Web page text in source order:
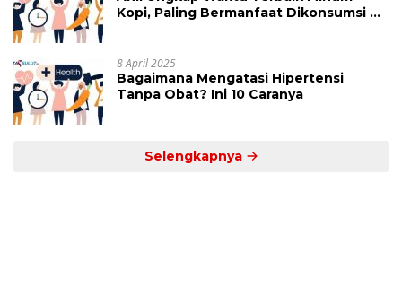
Kopi, Paling Bermanfaat Dikonsumsi di
8 April 2025
Bagaimana Mengatasi Hipertensi
Tanpa Obat? Ini 10 Caranya
Selengkapnya